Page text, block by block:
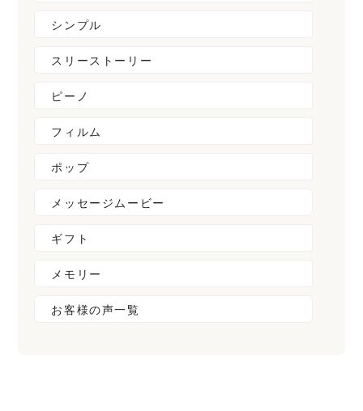
シンプル
スリーストーリー
ピーノ
フィルム
ポップ
メッセージムービー
ギフト
メモリー
お客様の声一覧